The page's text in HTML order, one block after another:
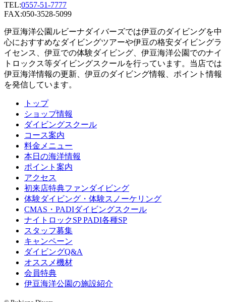
TEL:0557-51-7777
FAX:050-3528-5099
伊豆海洋公園ルビーナダイバーズでは伊豆のダイビングを中
心におすすめなダイビングツアーや伊豆の格安ダイビングラ
イセンス、伊豆での体験ダイビング、伊豆海洋公園でのナイ
トロックス等ダイビングスクールを行っています。当店では
伊豆海洋情報の更新、伊豆のダイビング情報、ポイント情報
を発信しています。
トップ
ショップ情報
ダイビングスクール
コース案内
料金メニュー
本日の海洋情報
ポイント案内
アクセス
初来店特典ファンダイビング
体験ダイビング・体験スノーケリング
CMAS・PADIダイビングスクール
ナイトロックSP PADI各種SP
スタッフ募集
キャンペーン
ダイビングQ&A
オススメ機材
会員特典
伊豆海洋公園の施設紹介